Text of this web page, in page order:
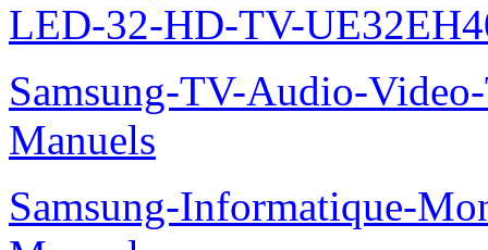
LED-32-HD-TV-
Samsung-TV-Audio-
Manuels
Samsung-Informatique-